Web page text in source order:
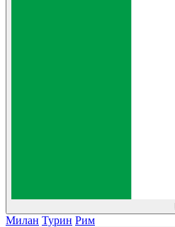
Милан Турин Рим